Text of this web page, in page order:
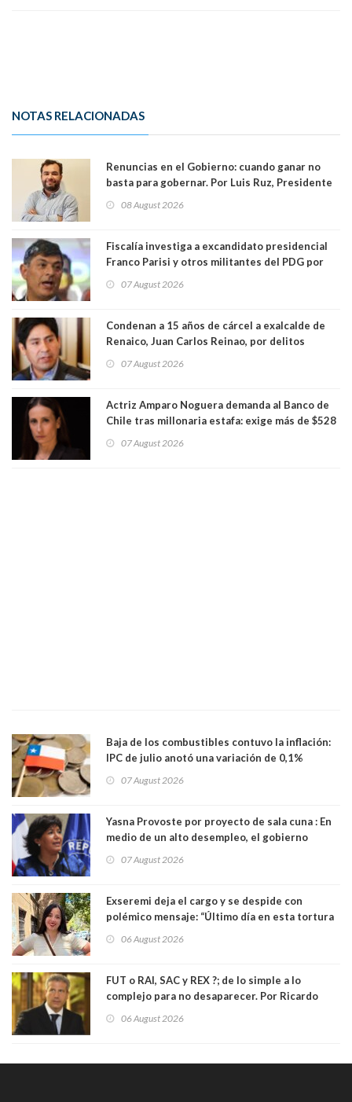
NOTAS RELACIONADAS
Renuncias en el Gobierno: cuando ganar no
basta para gobernar. Por Luis Ruz, Presidente
08 August 2026
Fiscalía investiga a excandidato presidencial
Franco Parisi y otros militantes del PDG por
07 August 2026
Condenan a 15 años de cárcel a exalcalde de
Renaico, Juan Carlos Reinao, por delitos
07 August 2026
Actriz Amparo Noguera demanda al Banco de
Chile tras millonaria estafa: exige más de $528
07 August 2026
Baja de los combustibles contuvo la inflación:
IPC de julio anotó una variación de 0,1%
07 August 2026
Yasna Provoste por proyecto de sala cuna : En
medio de un alto desempleo, el gobierno
07 August 2026
Exseremi deja el cargo y se despide con
polémico mensaje: “Último día en esta tortura
06 August 2026
FUT o RAI, SAC y REX ?; de lo simple a lo
complejo para no desaparecer. Por Ricardo
06 August 2026